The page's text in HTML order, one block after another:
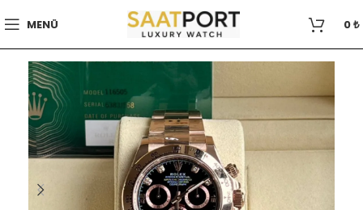
MENÜ 0₺